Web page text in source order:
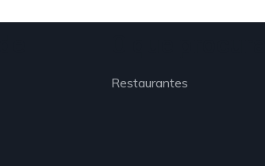
Restaurantes